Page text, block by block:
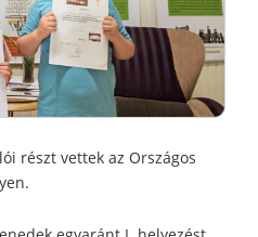
részt vettek az Országos